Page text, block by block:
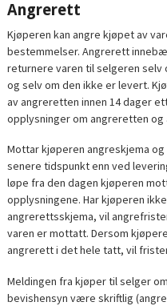
Angrerett
Kjøperen kan angre kjøpet av
bestemmelser. Angrerett
returnere varen til selgeren selv
og selv om den ikke er levert.
av angreretten innen 14 dager
opplysninger om angreretten
Mottar kjøperen angreskjema
senere tidspunkt enn ved
løpe fra den dagen kjøperen
opplysningene. Har kjøperen
angrerettsskjema, vil
varen er mottatt. Dersom
angrerett i det hele tatt, vil
Meldingen fra kjøper til selger
bevishensyn være skriftlig